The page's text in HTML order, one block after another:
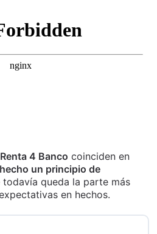
Renta 4 Banco coinciden en
un principio de
todavía queda la parte más
en hechos.